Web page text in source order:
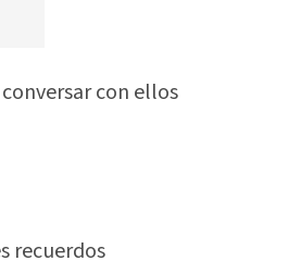
con ellos
recuerdos